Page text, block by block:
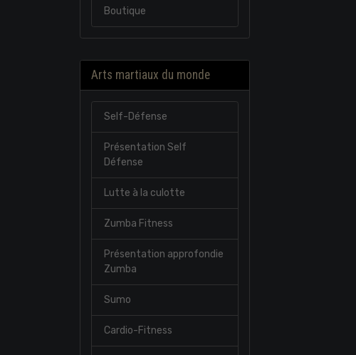
Boutique
Arts martiaux du monde
Self-Défense
Présentation Self
Défense
Lutte à la culotte
Zumba Fitness
Présentation approfondie
Zumba
Sumo
Cardio-Fitness